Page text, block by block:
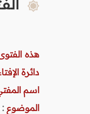
هذه
دائرة
اسم
الموضوع :